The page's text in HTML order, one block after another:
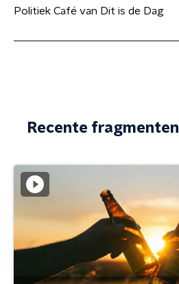
Politiek Café van Dit is de Dag
Recente fragmenten